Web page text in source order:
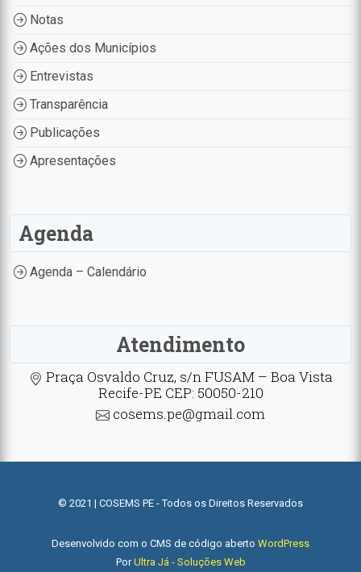
Notas
Ações dos Municípios
Entrevistas
Transparência
Publicações
Apresentações
Agenda
Agenda – Calendário
Atendimento
Praça Osvaldo Cruz, s/n FUSAM – Boa Vista
Recife-PE CEP: 50050-210
cosems.pe@gmail.com
© 2021 | COSEMS PE - Todos os Direitos Reservados
Desenvolvido com o CMS de código aberto WordPress
PorUltra Já - Soluções Web